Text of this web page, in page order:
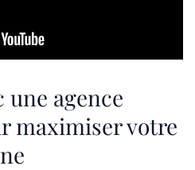
une agence
maximiser votre